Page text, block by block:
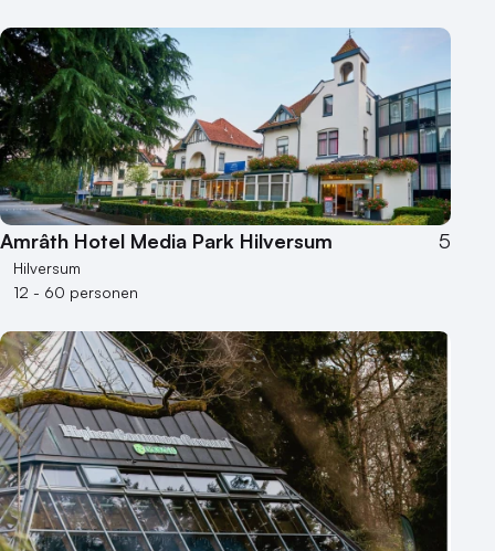
Amrâth Hotel Media Park Hilversum 5
Hilversum
12 - 60 personen